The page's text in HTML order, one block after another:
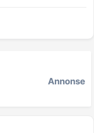
Annonse